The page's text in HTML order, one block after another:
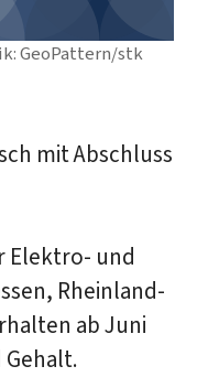
GeoPattern/stk
mit Abschluss
Elektro- und
Rheinland-
ab Juni